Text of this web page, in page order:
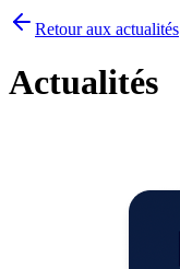
Retour aux actualités
Actualités